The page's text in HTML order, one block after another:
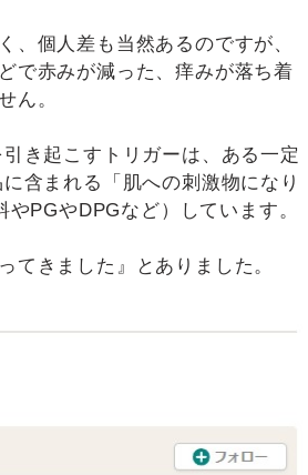
、個人差も当然あるのですが、
で赤みが減った、痒みが落ち着
ん。
き起こすトリガーは、ある一定
含まれる「肌への刺激物になり
PGやDPGなど）しています。
てきました』とありました。